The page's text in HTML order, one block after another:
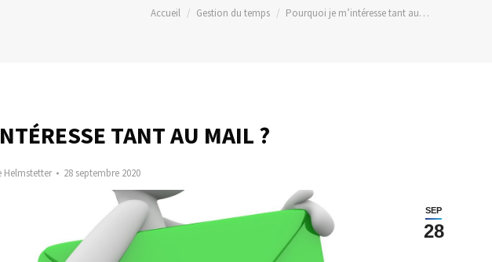
Vous êtes ici :
Accueil Gestion du temps Pourquoi je m’intéresse tant au…
TANT AU MAIL ?
Helmstetter 28 septembre 2020
SEP
28